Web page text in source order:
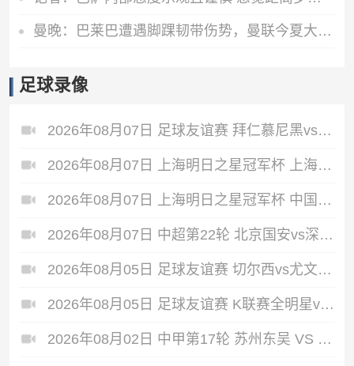
曼晚：巴莱巴遭遇脚踝韧带伤势，曼联今夏大概率不会继续追求他
足球录像
2026年08月07日 足球友谊赛 拜仁慕尼黑vs阿斯顿维拉 全场录像
2026年08月07日 上海明日之星冠军杯 上海U17 VS 阿森纳U17 全场录像
2026年08月07日 上海明日之星冠军杯 中国男足U17 VS 河床U17 全场录像
2026年08月07日 中超第22轮 北京国安vs深圳新鹏城 全场录像
2026年08月05日 足球友谊赛 切尔西vs尤文图斯 全场录像
2026年08月05日 足球友谊赛 K联赛全明星vs曼城 全场录像
2026年08月02日 中甲第17轮 苏州东吴 VS 梅州客家 全场录像